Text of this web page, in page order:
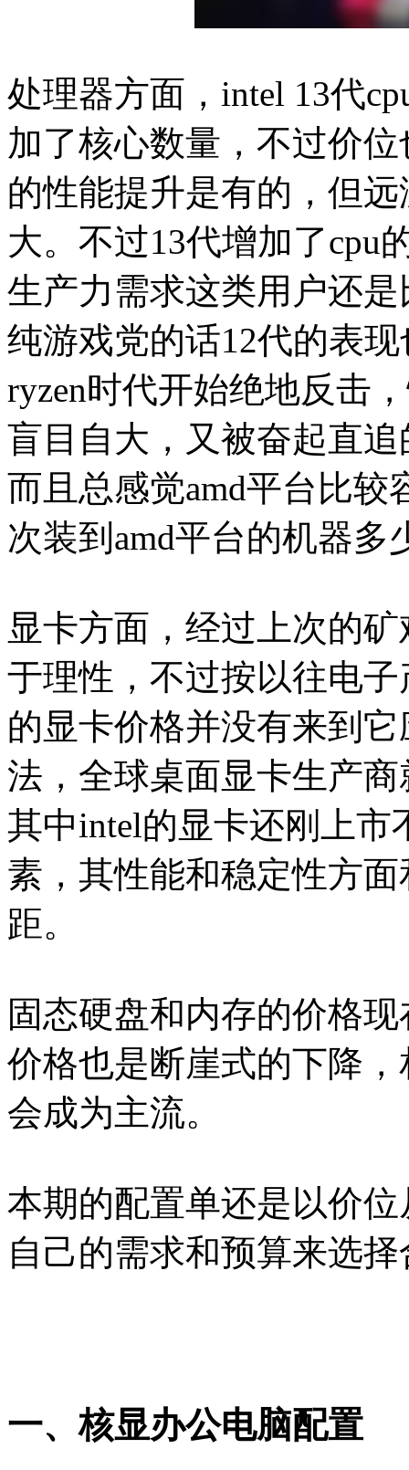
处理器方面，intel 13代
加了核心数量，不过价
的性能提升是有的，但
大。不过13代增加了cpu
生产力需求这类用户还
纯游戏党的话12代的表
ryzen时代开始绝地反击
盲目自大，又被奋起直
而且总感觉amd平台比
次装到amd平台的机器
显卡方面，经过上次的
于理性，不过按以往电
的显卡价格并没有来到
法，全球桌面显卡生产
其中intel的显卡还刚上市
素，其性能和稳定性方
距。
固态硬盘和内存的价格
价格也是断崖式的下降
会成为主流。
本期的配置单还是以价
自己的需求和预算来选
一、核显办公电脑配置